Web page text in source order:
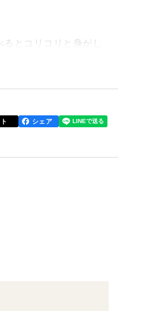
とコリコリと身がし
。
します。
シェア